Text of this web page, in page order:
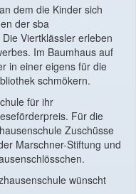
dem die Kinder sich
der sba
Viertklässler erleben
Im Baumhaus auf
in einer eigens für die
schmökern.
für ihr
Für die
Zuschüsse
Marschner-Stiftung und
wünscht